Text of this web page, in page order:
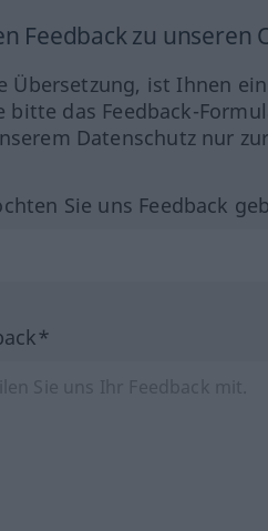
Feedback zu
Übersetzung, ist Ihnen
bitte das Feedback-
Datenschutz nur
Sie uns Feedback